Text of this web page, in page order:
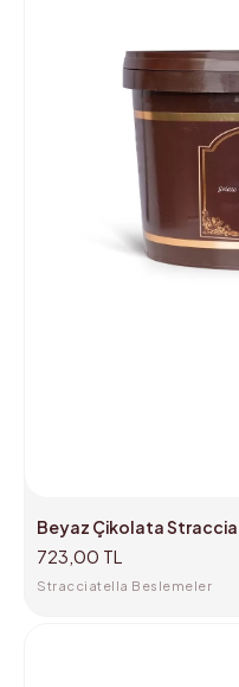
Beyaz Çikolata
723,00 TL
Stracciatella Beslemeler